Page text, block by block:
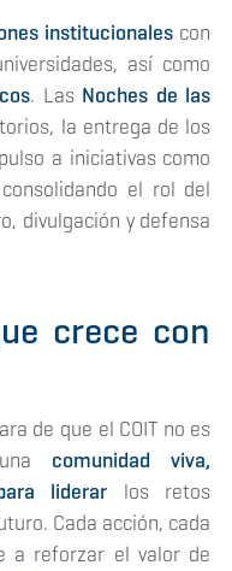
institucionales con
así como
. Las Noches de las
la entrega de los
a iniciativas como
el rol del
divulgación y defensa
crece con
de que el COIT no es
comunidad viva,
liderar los retos
Cada acción, cada
a reforzar el valor de